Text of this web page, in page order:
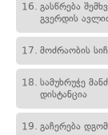
16. გასწრება
გვერდის
17. მოძრაობის
18. სამუხრუჭე
დისტანცია
19. გაჩერება